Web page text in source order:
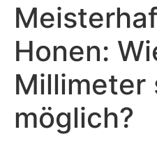
Honen:
Millimeter
möglich?